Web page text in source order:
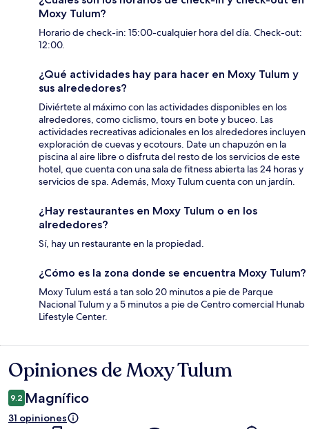
Moxy Tulum?
Horario de check-in: 15:00-cualquier hora del día. Check-out:
12:00.
¿Qué actividades hay para hacer en Moxy Tulum y
sus alrededores?
Diviértete al máximo con las actividades disponibles en los
alrededores, como ciclismo, tours en bote y buceo. Las
actividades recreativas adicionales en los alrededores incluyen
exploración de cuevas y ecotours. Date un chapuzón en la
piscina al aire libre o disfruta del resto de los servicios de este
hotel, que cuenta con una sala de fitness abierta las 24 horas y
servicios de spa. Además, Moxy Tulum cuenta con un jardín.
¿Hay restaurantes en Moxy Tulum o en los
alrededores?
Sí, hay un restaurante en la propiedad.
¿Cómo es la zona donde se encuentra Moxy Tulum?
Moxy Tulum está a tan solo 20 minutos a pie de Parque
Nacional Tulum y a 5 minutos a pie de Centro comercial Hunab
Lifestyle Center.
Opiniones
Opiniones de Moxy Tulum
9.2 Magnífico
31 opiniones